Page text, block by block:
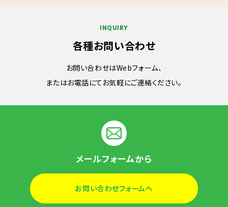
INQUIRY
各種お問い合わせ
お問い合わせはWebフォーム、
またはお電話にてお気軽にご連絡ください。
メールフォームから
お問い合わせフォームへ